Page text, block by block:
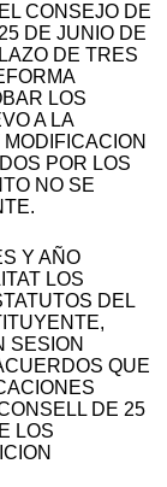
CONSEJO DE
DE JUNIO DE
DE TRES
LOS
A LA
POR LOS
NO SE
Y AÑO
LOS
DEL
SESION
QUE
DE 25
LOS